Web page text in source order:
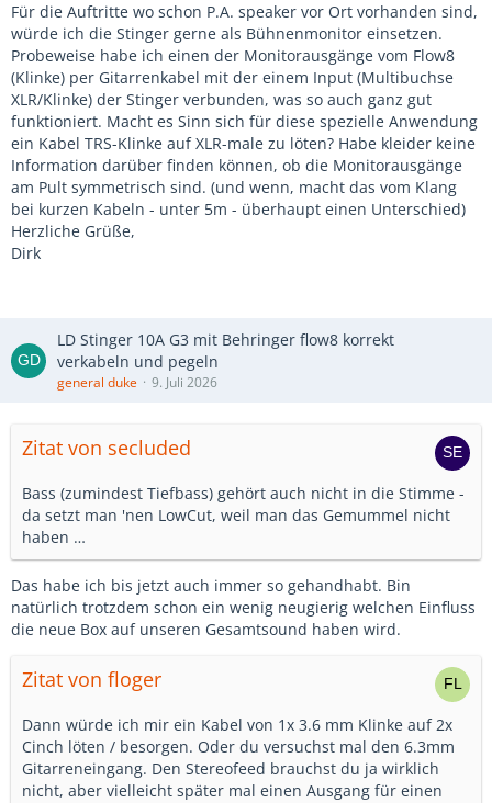
Für die Auftritte wo schon P.A. speaker vor Ort vorhanden sind,
würde ich die Stinger gerne als Bühnenmonitor einsetzen.
Probeweise habe ich einen der Monitorausgänge vom Flow8
(Klinke) per Gitarrenkabel mit der einem Input (Multibuchse
XLR/Klinke) der Stinger verbunden, was so auch ganz gut
funktioniert. Macht es Sinn sich für diese spezielle Anwendung
ein Kabel TRS-Klinke auf XLR-male zu löten? Habe kleider keine
Information darüber finden können, ob die Monitorausgänge
am Pult symmetrisch sind. (und wenn, macht das vom Klang
bei kurzen Kabeln - unter 5m - überhaupt einen Unterschied)
Herzliche Grüße,
Dirk
LD Stinger 10A G3 mit Behringer flow8 korrekt
verkabeln und pegeln
general duke 9. Juli 2026
Zitat von secluded
Bass (zumindest Tiefbass) gehört auch nicht in die Stimme -
da setzt man 'nen LowCut, weil man das Gemummel nicht
haben …
Das habe ich bis jetzt auch immer so gehandhabt. Bin
natürlich trotzdem schon ein wenig neugierig welchen Einfluss
die neue Box auf unseren Gesamtsound haben wird.
Zitat von floger
Dann würde ich mir ein Kabel von 1x 3.6 mm Klinke auf 2x
Cinch löten / besorgen. Oder du versuchst mal den 6.3mm
Gitarreneingang. Den Stereofeed brauchst du ja wirklich
nicht, aber vielleicht später mal einen Ausgang für einen